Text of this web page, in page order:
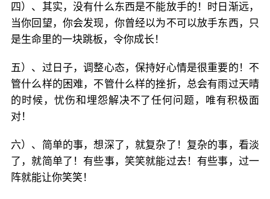
四）、其实，没有什么东西是不能放手的！时日渐远，
当你回望，你会发现，你曾经以为不可以放手东西，只
是生命里的一块跳板，令你成长！
五）、过日子，调整心态，保持好心情是很重要的！不
管什么样的困难，不管什么样的挫折，总会有雨过天晴
的时候，忧伤和埋怨解决不了任何问题，唯有积极面
对！
六）、简单的事，想深了，就复杂了！复杂的事，看淡
了，就简单了！有些事，笑笑就能过去！有些事，过一
阵就能让你笑笑！